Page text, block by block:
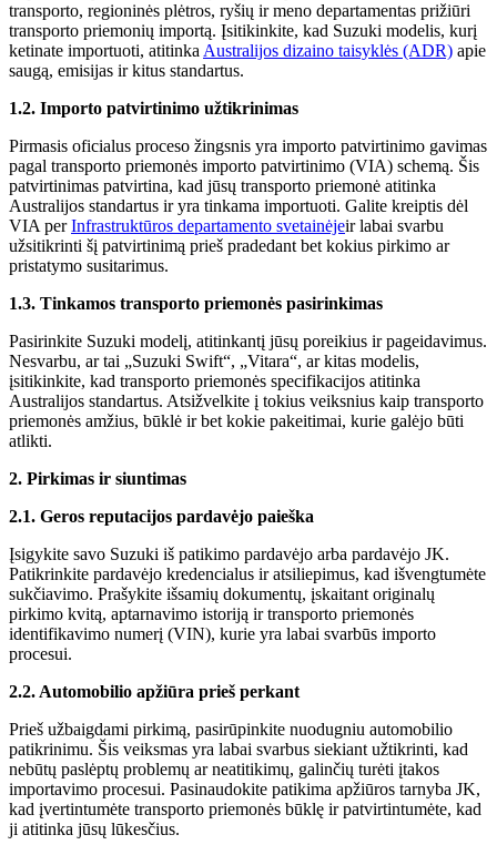
transporto, regioninės plėtros, ryšių ir meno departamentas prižiūri
transporto priemonių importą. Įsitikinkite, kad Suzuki modelis, kurį
ketinate importuoti, atitinka Australijos dizaino taisyklės (ADR) apie
saugą, emisijas ir kitus standartus.
1.2. Importo patvirtinimo užtikrinimas
Pirmasis oficialus proceso žingsnis yra importo patvirtinimo gavimas
pagal transporto priemonės importo patvirtinimo (VIA) schemą. Šis
patvirtinimas patvirtina, kad jūsų transporto priemonė atitinka
Australijos standartus ir yra tinkama importuoti. Galite kreiptis dėl
VIA perInfrastruktūros departamento svetainėjeir labai svarbu
užsitikrinti šį patvirtinimą prieš pradedant bet kokius pirkimo ar
pristatymo susitarimus.
1.3. Tinkamos transporto priemonės pasirinkimas
Pasirinkite Suzuki modelį, atitinkantį jūsų poreikius ir pageidavimus.
Nesvarbu, ar tai „Suzuki Swift“, „Vitara“, ar kitas modelis,
įsitikinkite, kad transporto priemonės specifikacijos atitinka
Australijos standartus. Atsižvelkite į tokius veiksnius kaip transporto
priemonės amžius, būklė ir bet kokie pakeitimai, kurie galėjo būti
atlikti.
2. Pirkimas ir siuntimas
2.1. Geros reputacijos pardavėjo paieška
Įsigykite savo Suzuki iš patikimo pardavėjo arba pardavėjo JK.
Patikrinkite pardavėjo kredencialus ir atsiliepimus, kad išvengtumėte
sukčiavimo. Prašykite išsamių dokumentų, įskaitant originalų
pirkimo kvitą, aptarnavimo istoriją ir transporto priemonės
identifikavimo numerį (VIN), kurie yra labai svarbūs importo
procesui.
2.2. Automobilio apžiūra prieš perkant
Prieš užbaigdami pirkimą, pasirūpinkite nuodugniu automobilio
patikrinimu. Šis veiksmas yra labai svarbus siekiant užtikrinti, kad
nebūtų paslėptų problemų ar neatitikimų, galinčių turėti įtakos
importavimo procesui. Pasinaudokite patikima apžiūros tarnyba JK,
kad įvertintumėte transporto priemonės būklę ir patvirtintumėte, kad
ji atitinka jūsų lūkesčius.